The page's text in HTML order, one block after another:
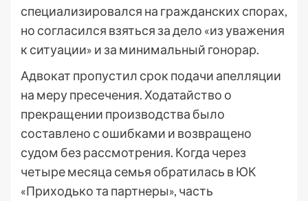
специализировался на гражданских спорах,
но согласился взяться за дело «из уважения
к ситуации» и за минимальный гонорар.
Адвокат пропустил срок подачи апелляции
на меру пресечения. Ходатайство о
прекращении производства было
составлено с ошибками и возвращено
судом без рассмотрения. Когда через
четыре месяца семья обратилась в ЮК
«Приходько та партнеры», часть